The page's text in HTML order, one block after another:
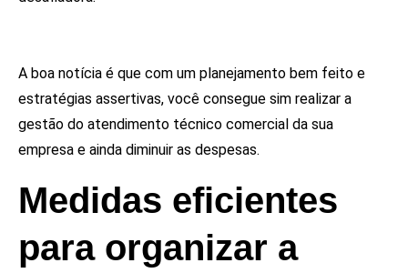
A boa notícia é que com um planejamento bem feito e
estratégias assertivas, você consegue sim realizar a
gestão do atendimento técnico comercial da sua
empresa e ainda diminuir as despesas.
Medidas eficientes
para organizar a